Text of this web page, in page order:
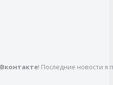
Вконтакте! Последние новости я